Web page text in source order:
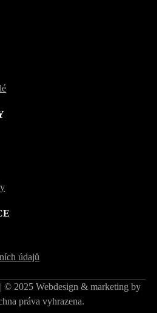
údajů
2025 Webdesign & marketing by
práva vyhrazena.